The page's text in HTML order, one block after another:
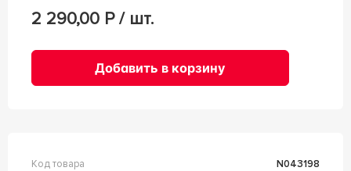
2 290,00 Р / шт.
Добавить в корзину
Код товара
n043198